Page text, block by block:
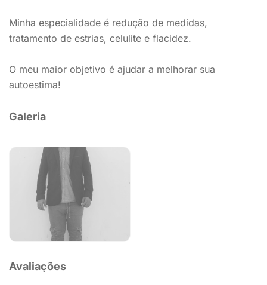
Minha especialidade é redução de medidas,
tratamento de estrias, celulite e flacidez.
O meu maior objetivo é ajudar a melhorar sua
autoestima!
Galeria
Avaliações